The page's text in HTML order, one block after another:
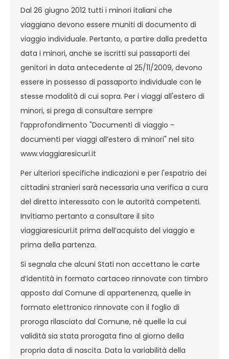
Dal 26 giugno 2012 tutti i minori italiani che
viaggiano devono essere muniti di documento di
viaggio individuale. Pertanto, a partire dalla predetta
data i minori, anche se iscritti sui passaporti dei
genitori in data antecedente al 25/11/2009, devono
essere in possesso di passaporto individuale con le
stesse modalità di cui sopra. Per i viaggi all'estero di
minori, si prega di consultare sempre
l’approfondimento "Documenti di viaggio -
documenti per viaggi all’estero di minori" nel sito
www.viaggiaresicuri.it
Per ulteriori specifiche indicazioni e per l'espatrio dei
cittadini stranieri sarà necessaria una verifica a cura
del diretto interessato con le autorità competenti.
Invitiamo pertanto a consultare il sito
viaggiaresicuri.it prima dell’acquisto del viaggio e
prima della partenza.
Si segnala che alcuni Stati non accettano le carte
d’identità in formato cartaceo rinnovate con timbro
apposto dal Comune di appartenenza, quelle in
formato elettronico rinnovate con il foglio di
proroga rilasciato dal Comune, nè quelle la cui
validità sia stata prorogata fino al giorno della
propria data di nascita. Data la variabilità della